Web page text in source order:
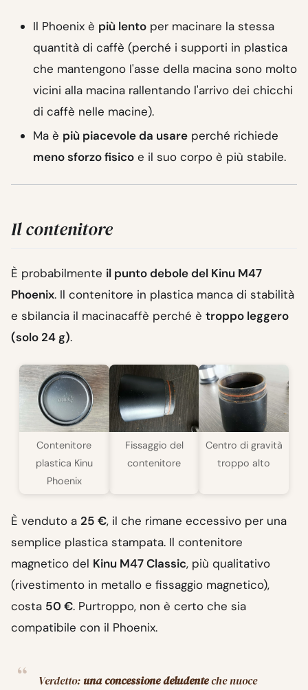
Il Phoenix è più lento per macinare la stessa
quantità di caffè (perché i supporti in plastica
che mantengono l'asse della macina sono molto
vicini alla macina rallentando l'arrivo dei chicchi
di caffè nelle macine).
Ma è più piacevole da usare perché richiede
meno sforzo fisico e il suo corpo è più stabile.
Il contenitore
È probabilmente il punto debole del Kinu M47
Phoenix. Il contenitore in plastica manca di stabilità
e sbilancia il macinacaffè perché è troppo leggero
(solo 24 g).
Contenitore
plastica Kinu
Phoenix
Fissaggio del
contenitore
Centro di gravità
troppo alto
È venduto a 25 €, il che rimane eccessivo per una
semplice plastica stampata. Il contenitore
magnetico del Kinu M47 Classic, più qualitativo
(rivestimento in metallo e fissaggio magnetico),
costa 50 €. Purtroppo, non è certo che sia
compatibile con il Phoenix.
Verdetto: una concessione deludenteche nuoce